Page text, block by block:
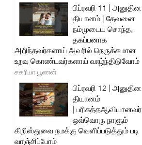
பிப்ரவரி 11 | அனுதின
தியானம் | தேவனை
நம்முடைய சொந்த,
தகப்பனாக
அறிந்தவர்களாய் அவரில் நெருக்கமான
உறவு கொண்டவர்களாய் வாழ்ந்திடுவோம்
சகரியா பூணன்
பிப்ரவரி 12 | அனுதின
தியானம்
| பரிசுத்தஆவியானவர்
ஒவ்வொரு நாளும்
கிறிஸ்துவை நமக்கு வெளிப்படுத்தும் படி
வாஞ்சிப்போம்